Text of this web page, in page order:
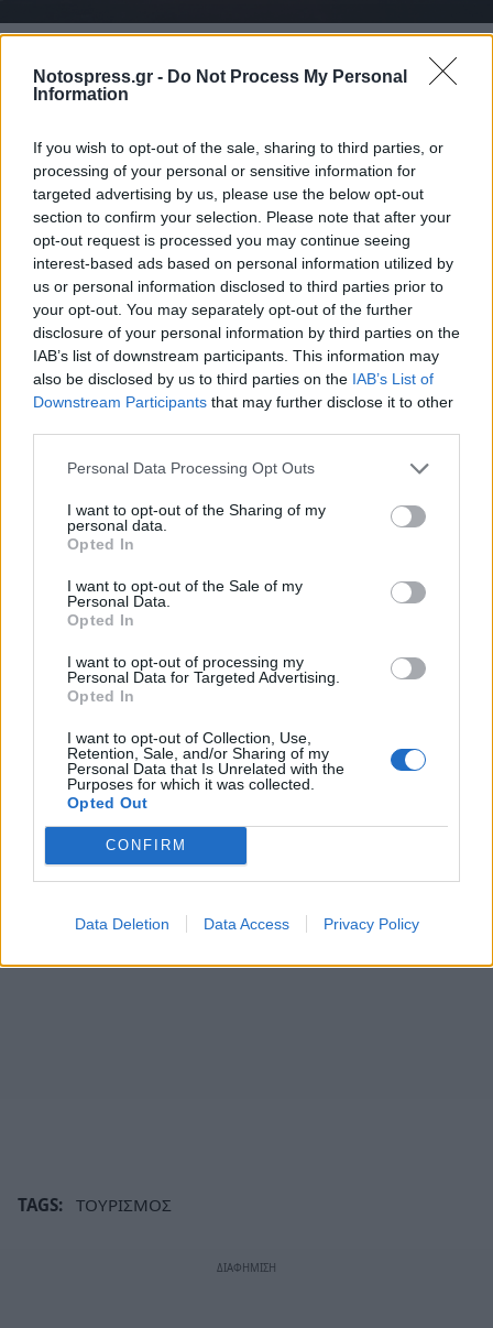
Notospress.gr - Do Not Process My Personal
Information
If you wish to opt-out of the sale, sharing to third parties, or
processing of your personal or sensitive information for
targeted advertising by us, please use the below opt-out
section to confirm your selection. Please note that after your
opt-out request is processed you may continue seeing
interest-based ads based on personal information utilized by
us or personal information disclosed to third parties prior to
your opt-out. You may separately opt-out of the further
disclosure of your personal information by third parties on the
IAB’s list of downstream participants. This information may
also be disclosed by us to third parties on the IAB’s List of
Downstream Participants that may further disclose it to other
Personal Data Processing Opt Outs
I want to opt-out of the Sharing of my
personal data.
Opted In
I want to opt-out of the Sale of my
Personal Data.
Opted In
I want to opt-out of processing my
Personal Data for Targeted Advertising.
Opted In
I want to opt-out of Collection, Use,
Retention, Sale, and/or Sharing of my
Personal Data that Is Unrelated with the
Purposes for which it was collected.
Opted Out
CONFIRM
Data Deletion Data Access Privacy Policy
TAGS: ΤΟΥΡΙΣΜΟΣ